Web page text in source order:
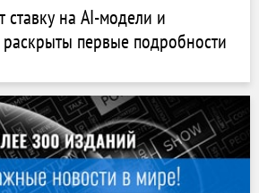
ставку на AI-модели и
раскрыты первые подробности